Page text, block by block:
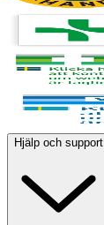
Hjälp och support